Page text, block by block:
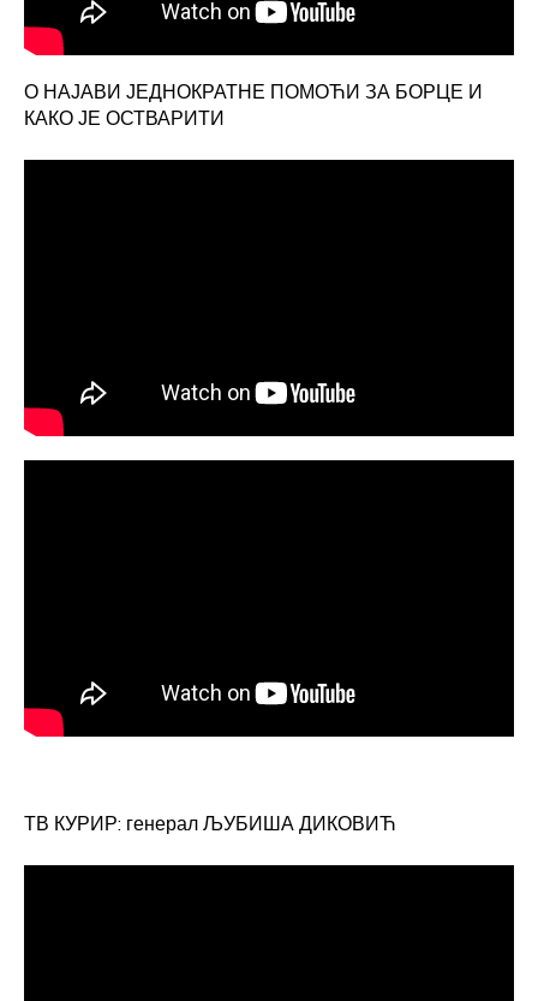
О НАЈАВИ ЈЕДНОКРАТНЕ ПОМОЋИ ЗА БОРЦЕ И
КАКО ЈЕ ОСТВАРИТИ
ТВ КУРИР: генерал ЉУБИША ДИКОВИЋ